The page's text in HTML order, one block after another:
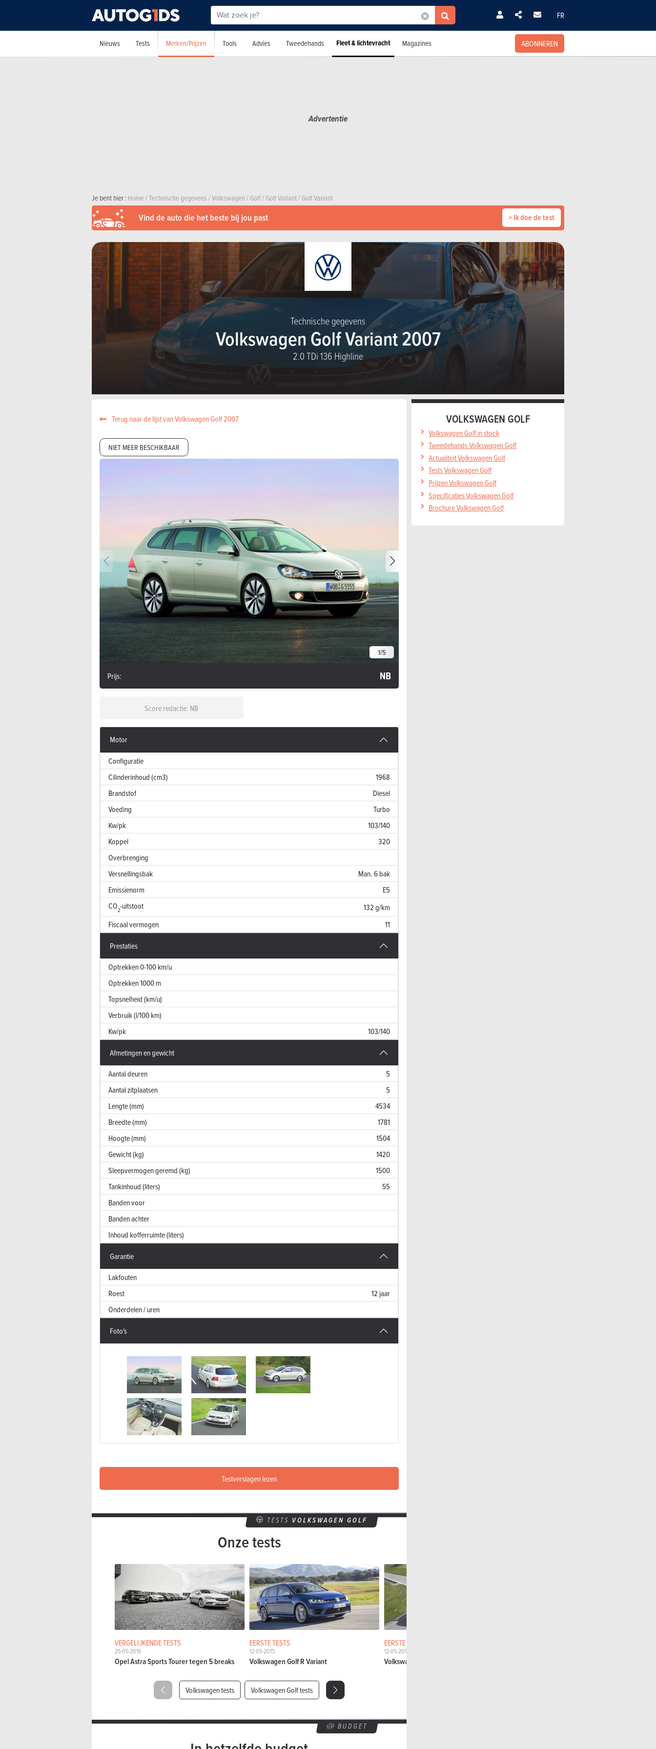
FR
Nieuws Tests Merken/Prijzen Tools Advies Tweedehands Fleet & lichtevracht Magazines ABONNEREN
Je bent hier :Home/Technische gegevens/Volkswagen/Golf/Golf Variant/Golf Variant
Vind de auto die het beste bij jou past > Ik doe de test
Technische gegevens
Volkswagen Golf Variant 2007
2.0 TDi 136 Highline
Terug naar de lijst van Volkswagen Golf 2007
NIET MEER BESCHIKBAAR
1/5
Prijs: NB
Score redactie: NB
Motor
Configuratie
Cilinderinhoud (cm3)
1968
Brandstof
Diesel
Voeding
Turbo
Kw/pk
103/140
Koppel
320
Overbrenging
Versnellingsbak
Man. 6 bak
Emissienorm
E5
CO2-uitstoot
132 g/km
Fiscaal vermogen
11
Prestaties
Optrekken 0-100 km/u
Optrekken 1000 m
Topsnelheid (km/u)
Verbruik (l/100 km)
Kw/pk
103/140
Afmetingen en gewicht
Aantal deuren
5
Aantal zitplaatsen
5
Lengte (mm)
4534
Breedte (mm)
1781
Hoogte (mm)
1504
Gewicht (kg)
1420
Sleepvermogen geremd (kg)
1500
Tankinhoud (liters)
55
Banden voor
Banden achter
Inhoud kofferruimte (liters)
Garantie
Lakfouten
Roest
12 jaar
Onderdelen / uren
Foto's
Testverslagen lezen
TESTS VOLKSWAGEN GOLF
Onze tests
VERGELIJKENDE TESTS
25-05-2016
Opel Astra Sports Tourer tegen 5 breaks
EERSTE TESTS
12-05-2015
Volkswagen Golf R Variant
EERSTE TESTS
12-05-2015
Volkswagen Golf Alltrack
Volkswagen tests Volkswagen Golf tests
BUDGET
VOLKSWAGEN GOLF
Volkswagen Golf in stock
Tweedehands Volkswagen Golf
Actualiteit Volkswagen Golf
Tests Volkswagen Golf
Prijzen Volkswagen Golf
Specificaties Volkswagen Golf
Brochure Volkswagen Golf